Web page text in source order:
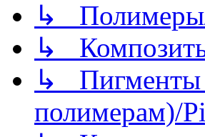
↳ Полимеры/
↳
↳ Пигменты
полимерам)/